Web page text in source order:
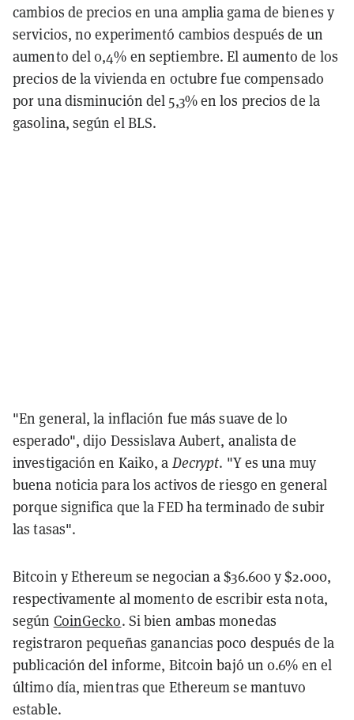
cambios de precios en una amplia gama de bienes y
servicios, no experimentó cambios después de un
aumento del 0,4% en septiembre. El aumento de los
precios de la vivienda en octubre fue compensado
por una disminución del 5,3% en los precios de la
gasolina, según el BLS.
"En general, la inflación fue más suave de lo
esperado", dijo Dessislava Aubert, analista de
investigación en Kaiko, a Decrypt. "Y es una muy
buena noticia para los activos de riesgo en general
porque significa que la FED ha terminado de subir
las tasas".
Bitcoin y Ethereum se negocian a $36.600 y $2.000,
respectivamente al momento de escribir esta nota,
según CoinGecko. Si bien ambas monedas
registraron pequeñas ganancias poco después de la
publicación del informe, Bitcoin bajó un 0.6% en el
último día, mientras que Ethereum se mantuvo
estable.